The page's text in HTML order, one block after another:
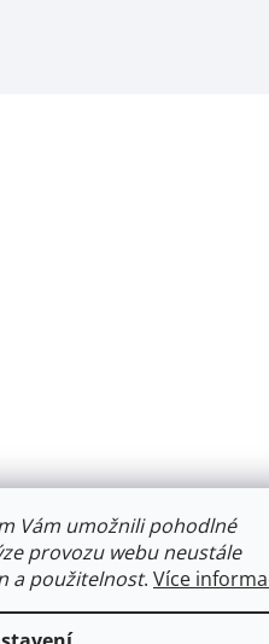
Vám umožnili pohodlné
provozu webu neustále
a použitelnost. Více